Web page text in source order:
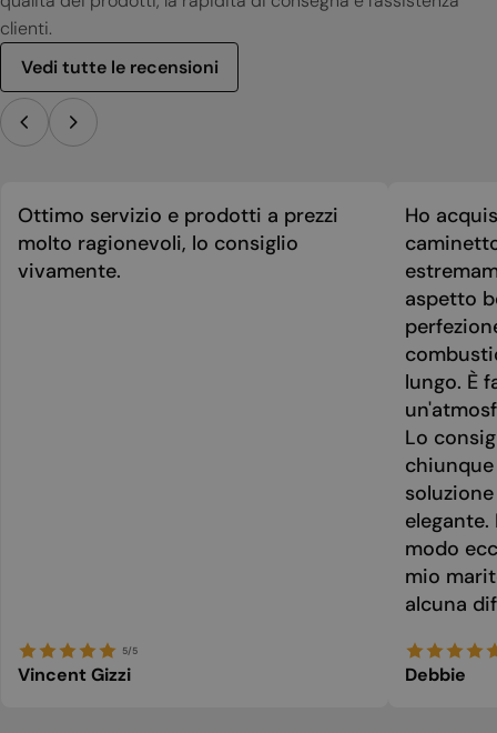
clienti.
Vedi tutte le recensioni
Ottimo servizio e prodotti a prezzi
molto ragionevoli, lo consiglio
vivamente.
5/5
Vincent Gizzi
Ho
aspetto
lungo. È
Lo
modo
mio
alcuna
Debbie